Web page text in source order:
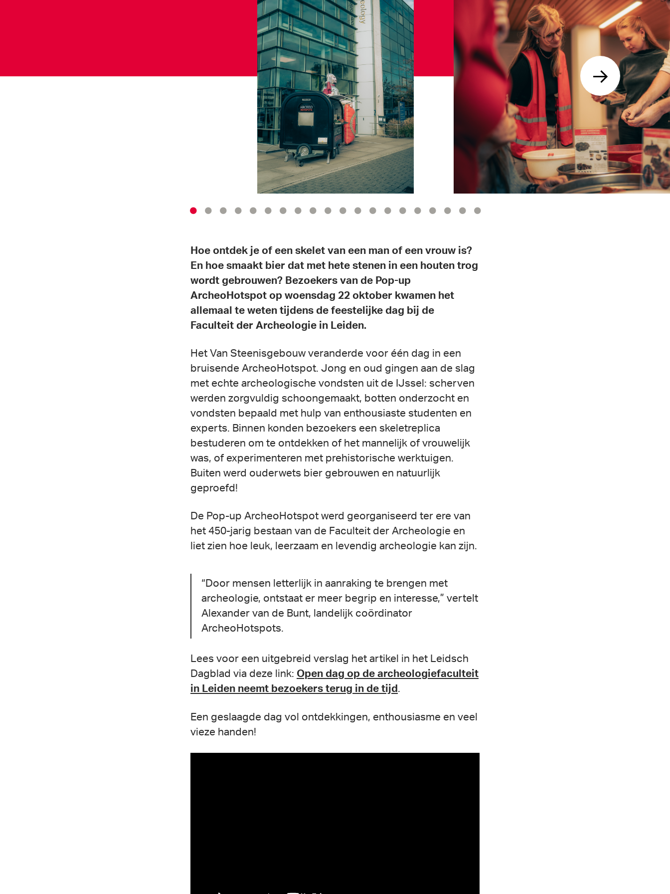
Hoe ontdek je of een skelet van een man of een vrouw is?
En hoe smaakt bier dat met hete stenen in een houten trog
wordt gebrouwen? Bezoekers van de Pop-up
ArcheoHotspot op woensdag 22 oktober kwamen het
allemaal te weten tijdens de feestelijke dag bij de
Faculteit der Archeologie in Leiden.
Het Van Steenisgebouw veranderde voor één dag in een
bruisende ArcheoHotspot. Jong en oud gingen aan de slag
met echte archeologische vondsten uit de IJssel: scherven
werden zorgvuldig schoongemaakt, botten onderzocht en
vondsten bepaald met hulp van enthousiaste studenten en
experts. Binnen konden bezoekers een skeletreplica
bestuderen om te ontdekken of het mannelijk of vrouwelijk
was, of experimenteren met prehistorische werktuigen.
Buiten werd ouderwets bier gebrouwen en natuurlijk
geproefd!
De Pop-up ArcheoHotspot werd georganiseerd ter ere van
het 450-jarig bestaan van de Faculteit der Archeologie en
liet zien hoe leuk, leerzaam en levendig archeologie kan zijn.
“Door mensen letterlijk in aanraking te brengen met
archeologie, ontstaat er meer begrip en interesse,” vertelt
Alexander van de Bunt, landelijk coördinator
ArcheoHotspots.
Lees voor een uitgebreid verslag het artikel in het Leidsch
Dagblad via deze link: Open dag op de archeologiefaculteit
in Leiden neemt bezoekers terug in de tijd .
Een geslaagde dag vol ontdekkingen, enthousiasme en veel
vieze handen!